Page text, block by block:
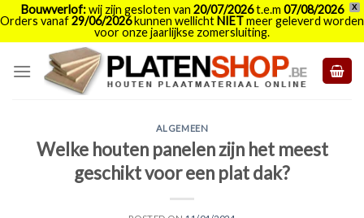
X
Bouwverlof:wij zijn gesloten van 20/07/2026t.e.m 07/08/2026
Orders vanaf29/06/2026kunnen wellichtNIETmeer geleverd worden
voor onze jaarlijkse zomersluiting.
ALGEMEEN
Welke houten panelen zijn het meest
geschikt voor een plat dak?